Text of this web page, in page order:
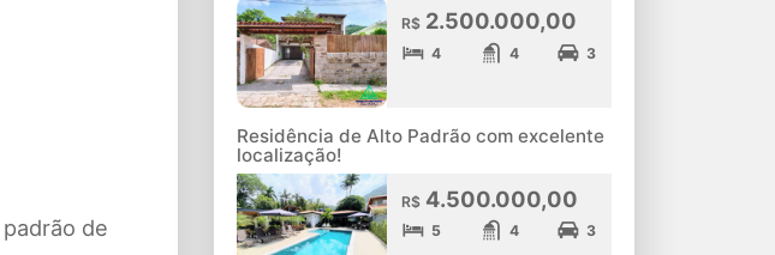
de
R$2.500.000,00
4 4 3
Residência de Alto Padrão com excelente
localização!
R$4.500.000,00
5 4 3